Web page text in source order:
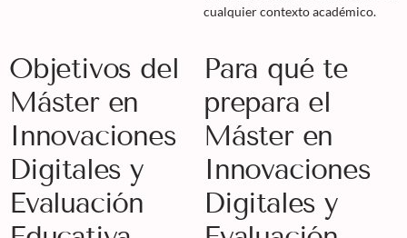
cualquier contexto académico.
Objetivos del
Máster en
Innovaciones
Digitales y
Evaluación
Para qué te
prepara el
Máster en
Innovaciones
Digitales y